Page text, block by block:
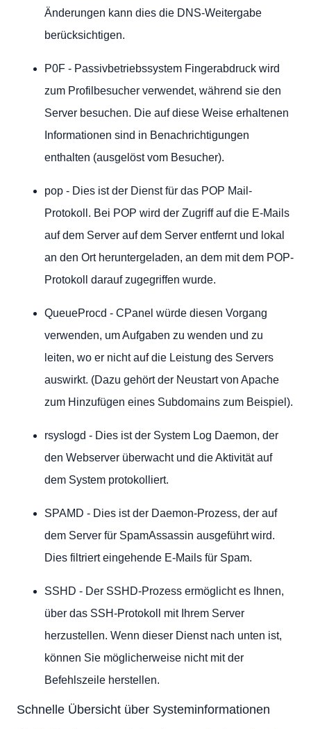
Änderungen kann dies die DNS-Weitergabe
berücksichtigen.
P0F - Passivbetriebssystem Fingerabdruck wird
zum Profilbesucher verwendet, während sie den
Server besuchen. Die auf diese Weise erhaltenen
Informationen sind in Benachrichtigungen
enthalten (ausgelöst vom Besucher).
pop - Dies ist der Dienst für das POP Mail-
Protokoll. Bei POP wird der Zugriff auf die E-Mails
auf dem Server auf dem Server entfernt und lokal
an den Ort heruntergeladen, an dem mit dem POP-
Protokoll darauf zugegriffen wurde.
QueueProcd - CPanel würde diesen Vorgang
verwenden, um Aufgaben zu wenden und zu
leiten, wo er nicht auf die Leistung des Servers
auswirkt. (Dazu gehört der Neustart von Apache
zum Hinzufügen eines Subdomains zum Beispiel).
rsyslogd - Dies ist der System Log Daemon, der
den Webserver überwacht und die Aktivität auf
dem System protokolliert.
SPAMD - Dies ist der Daemon-Prozess, der auf
dem Server für SpamAssassin ausgeführt wird.
Dies filtriert eingehende E-Mails für Spam.
SSHD - Der SSHD-Prozess ermöglicht es Ihnen,
über das SSH-Protokoll mit Ihrem Server
herzustellen. Wenn dieser Dienst nach unten ist,
können Sie möglicherweise nicht mit der
Befehlszeile herstellen.
Schnelle Übersicht über Systeminformationen